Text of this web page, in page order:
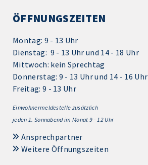
ÖFFNUNGSZEITEN
Montag: 9 - 13 Uhr
Dienstag: 9 - 13 Uhr und 14 - 18 Uhr
Mittwoch: kein Sprechtag
Donnerstag: 9 - 13 Uhr und 14 - 16 Uhr
Freitag: 9 - 13 Uhr
Einwohnermeldestelle zusätzlich
jeden 1. Sonnabend im Monat 9 - 12 Uhr
Ansprechpartner
Weitere Öffnungszeiten